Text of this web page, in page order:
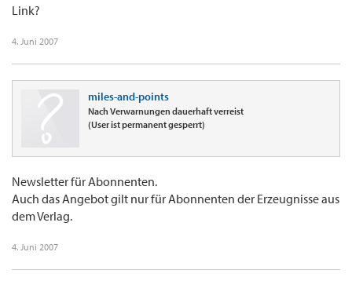
Leser. Sichern Sie sich jetzt die Vorteile von Premiere im flexiblen Prepaid-
Digital-Receiver 1 Jahr lang mietfrei. Das Angebot gilt, solange der Vorrat reicht.
(aus dem Newsletter für Abonnenten)
Link?
4. Juni 2007
miles-and-points
Nach Verwarnungen dauerhaft verreist
(User ist permanent gesperrt)
Newsletter für Abonnenten.
Auch das Angebot gilt nur für Abonnenten der Erzeugnisse aus
dem Verlag.
4. Juni 2007